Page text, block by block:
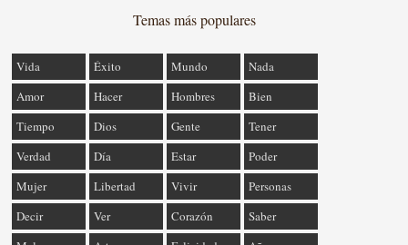
Temas más populares
Vida Éxito Mundo
Nada
Amor
Hacer Hombres
Bien
Tiempo
Dios Gente
Tener
Verdad
Día Estar
Poder
Mujer
Libertad Vivir
Personas
Decir
Ver Corazón
Saber